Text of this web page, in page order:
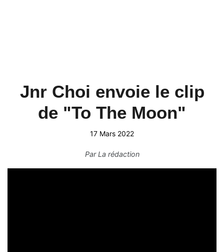
Jnr Choi envoie le clip
de "To The Moon"
17 Mars 2022
ParLa rédaction